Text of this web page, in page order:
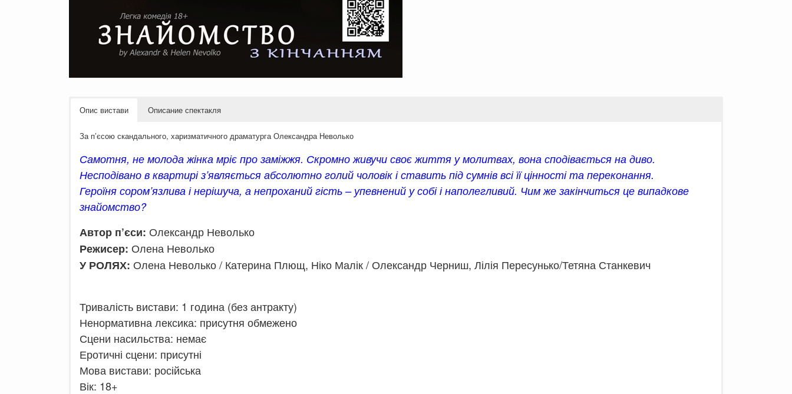
Опис вистави Описание спектакля
За п’єсою скандального, харизматичного драматурга Олександра Неволько
Самотня, не молода жінка мріє про заміжжя. Скромно живучи своє життя у молитвах, вона сподівається на диво.
Несподівано в квартирі з’являється абсолютно голий чоловік і ставить під сумнів всі її цінності та переконання.
Героїня сором’язлива і нерішуча, а непроханий гість – упевнений у собі і наполегливий. Чим же закінчиться це випадкове
знайомство?
Автор п’єси: Олександр Неволько
Режисер: Олена Неволько
У РОЛЯХ: Олена Неволько / Катерина Плющ, Ніко Малік / Олександр Черниш, Лілія Пересунько/Тетяна Станкевич
Тривалість вистави: 1 година (без антракту)
Ненормативна лексика: присутня обмежено
Сцени насильства: немає
Еротичні сцени: присутні
Мова вистави: російська
Вік: 18+